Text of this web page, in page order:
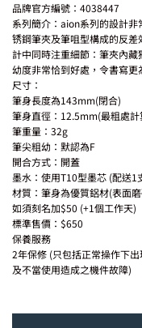
品牌官方編號：4038447
系列簡介：aion系列的設計
锈鋼筆夾及筆咀型構成的反
計中同時注重細節：筆夾內
幼度非常恰到好處，令書寫更
尺寸：
筆身長度為143mm(閉合)
筆身直徑：12.5mm(最粗處計
筆重量：32g
筆尖粗幼：默認為F
開合方式：開蓋
墨水：使用T10型墨芯 (配送
材質：筆身為優質鋁材(表面
如須刻名加$50 (+1個工作天)
標準售價：$650
保養服務
2年保修 (只包括正常操作下
及不當使用造成之機件故障)